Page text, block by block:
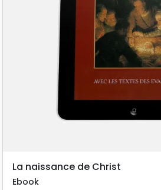
La naissance de Christ
Ebook